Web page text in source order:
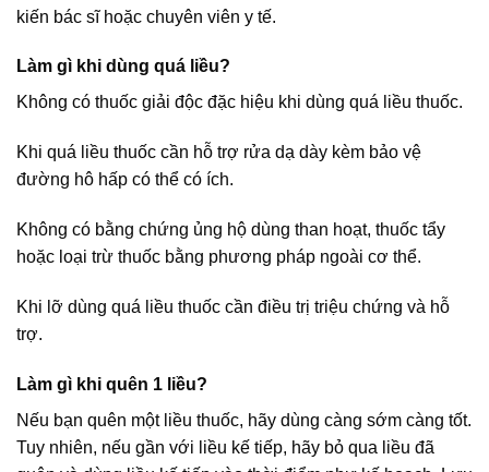
kiến bác sĩ hoặc chuyên viên y tế.
Làm gì khi dùng quá liều?
Không có thuốc giải độc đặc hiệu khi dùng quá liều thuốc.
Khi quá liều thuốc cần hỗ trợ rửa dạ dày kèm bảo vệ
đường hô hấp có thể có ích.
Không có bằng chứng ủng hộ dùng than hoạt, thuốc tẩy
hoặc loại trừ thuốc bằng phương pháp ngoài cơ thể.
Khi lỡ dùng quá liều thuốc cần điều trị triệu chứng và hỗ
trợ.
Làm gì khi quên 1 liều?
Nếu bạn quên một liều thuốc, hãy dùng càng sớm càng tốt.
Tuy nhiên, nếu gần với liều kế tiếp, hãy bỏ qua liều đã